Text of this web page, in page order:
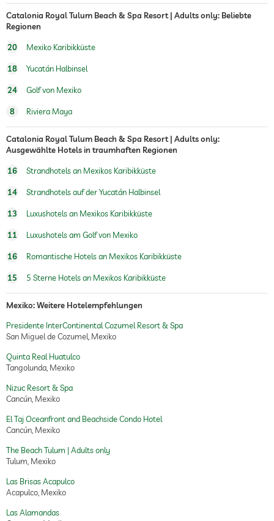
Catalonia Royal Tulum Beach & Spa Resort | Adults only: Beliebte
Regionen
20 Mexiko Karibikküste
18 Yucatán Halbinsel
24 Golf von Mexiko
8 Riviera Maya
Catalonia Royal Tulum Beach & Spa Resort | Adults only:
Ausgewählte Hotels in traumhaften Regionen
16 Strandhotels an Mexikos Karibikküste
14 Strandhotels auf der Yucatán Halbinsel
13 Luxushotels an Mexikos Karibikküste
11 Luxushotels am Golf von Mexiko
16 Romantische Hotels an Mexikos Karibikküste
15 5 Sterne Hotels an Mexikos Karibikküste
Mexiko: Weitere Hotelempfehlungen
Presidente InterContinental Cozumel Resort & Spa
San Miguel de Cozumel, Mexiko
Quinta Real Huatulco
Tangolunda, Mexiko
Nizuc Resort & Spa
Cancún, Mexiko
El Taj Oceanfront and Beachside Condo Hotel
Cancún, Mexiko
The Beach Tulum | Adults only
Tulum, Mexiko
Las Brisas Acapulco
Acapulco, Mexiko
Las Alamandas